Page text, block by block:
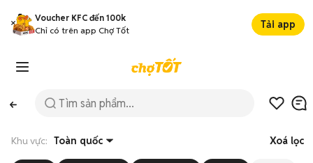
Voucher KFC đến 100k
Chỉ có trên app Chợ Tốt
Tải app
Khu vực: Toàn quốc Xoá lọc